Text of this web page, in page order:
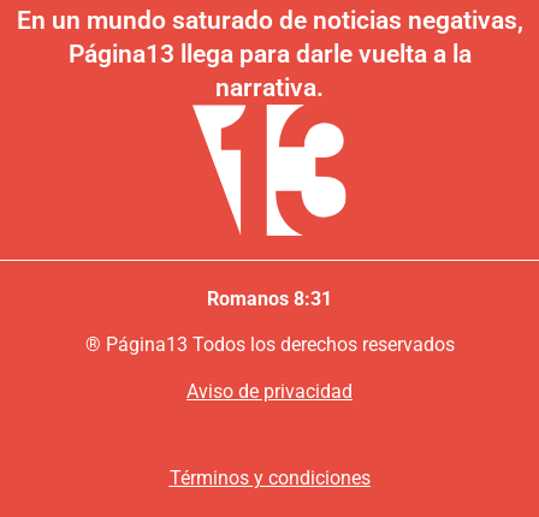
En un mundo saturado de noticias negativas,
Página13 llega para darle vuelta a la
narrativa.
Romanos 8:31
® Página13 Todos los derechos reservados
Aviso de privacidad
Términos y condiciones